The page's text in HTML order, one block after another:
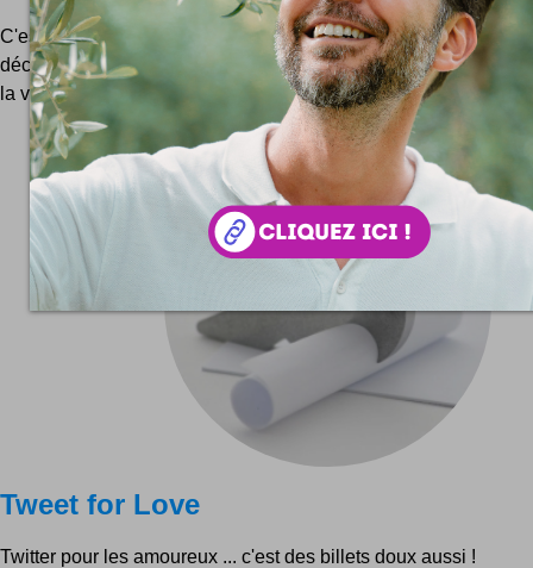
C'est quoi le concept Revendicart en quelques mots ? 2
décidés à dénoncer, hurler, rigoler sur toutes les petites
la vie, le tout par sticker ! Cela fait parfois...
Tweet for Love
Twitter pour les amoureux ... c'est des billets doux aussi !